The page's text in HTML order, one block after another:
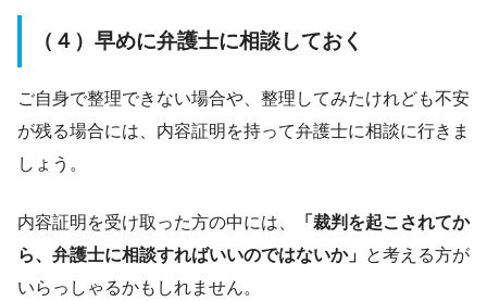
（４）早めに弁護士に相談しておく
ご自身で整理できない場合や、整理してみたけれども不安
が残る場合には、内容証明を持って弁護士に相談に行きま
しょう。
内容証明を受け取った方の中には、
「裁判を起こされてか
ら、弁護士に相談すればいいのではないか」 と考える方が
いらっしゃるかもしれません。